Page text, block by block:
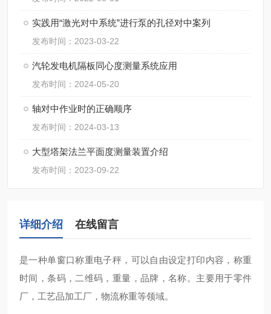
实践用“激光对中系统”进行泵的孔径对中案列
发布时间：2023-03-22
汽轮发电机隔板同心度测量系统应用
发布时间：2024-05-20
轴对中作业时的正确顺序
发布时间：2024-03-13
大型塔架法兰平面度测量装置介绍
发布时间：2023-09-22
详细介绍 在线留言
是一种单窗口称重电子秤，可以自由设定打印内容，称重
时间，条码，二维码，重量，品牌，名称。主要用于零件
厂，工艺品加工厂，物流称重等领域。